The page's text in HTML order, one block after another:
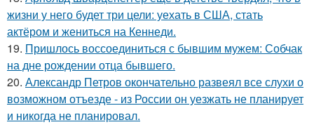
жизни у него будет три цели: уехать в США, стать
актёром и жениться на Кеннеди.
19. Пришлось воссоединиться с бывшим мужем: Собчак
на дне рождении отца бывшего.
20. Александр Петров окончательно развеял все слухи о
возможном отъезде - из России он уезжать не планирует
и никогда не планировал.